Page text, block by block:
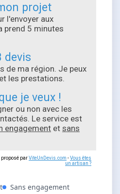
projet
l'envoyer aux
prend 5 minutes
devis
de ma région. Je peux
les prestations.
je veux !
ou non avec les
Le service est
engagement et sans
proposé parViteUnDevis.com -Vous êtes
un artisan ?
Sans engagement